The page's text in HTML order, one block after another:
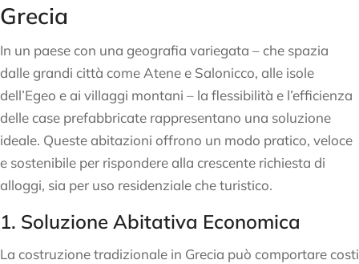
Grecia
In un paese con una geografia variegata – che spazia
dalle grandi città come Atene e Salonicco, alle isole
dell’Egeo e ai villaggi montani – la flessibilità e l’efficienza
delle case prefabbricate rappresentano una soluzione
ideale. Queste abitazioni offrono un modo pratico, veloce
e sostenibile per rispondere alla crescente richiesta di
alloggi, sia per uso residenziale che turistico.
1. Soluzione Abitativa Economica
La costruzione tradizionale in Grecia può comportare costi